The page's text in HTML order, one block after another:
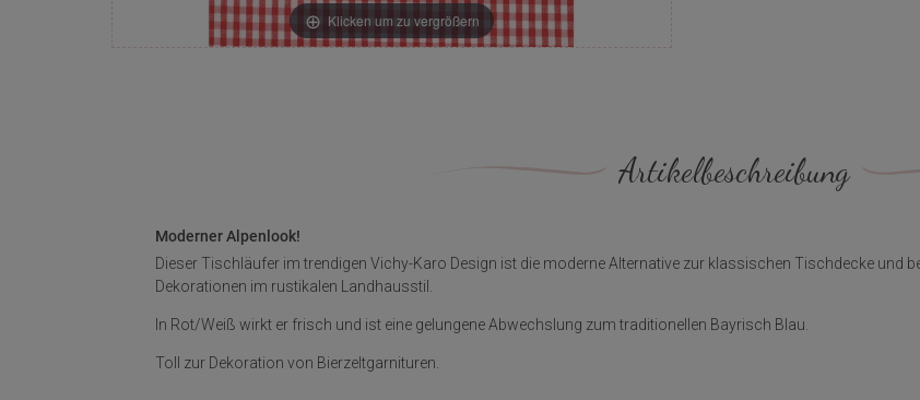
Klicken um zu vergrößern
Artikelbeschreibung
Moderner Alpenlook!
Dieser Tischläufer im trendigen Vichy-Karo Design ist die moderne Alternative zur klassischen Tischdecke und
Dekorationen im rustikalen Landhausstil.
In Rot/Weiß wirkt er frisch und ist eine gelungene Abwechslung zum traditionellen Bayrisch Blau.
Toll zur Dekoration von Bierzeltgarnituren.